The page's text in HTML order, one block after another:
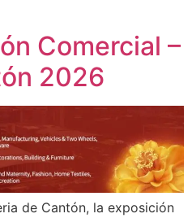
Comercial –
2026
de Cantón, la exposición